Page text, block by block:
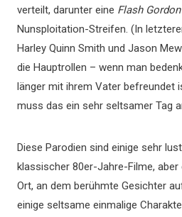
verteilt, darunter eine Flash Gordon
Nunsploitation-Streifen. (In
Harley Quinn Smith und Jason
die Hauptrollen – wenn man
länger mit ihrem Vater befreundet
muss das ein sehr seltsamer Tag
Diese Parodien sind einige sehr
klassischer 80er-Jahre-Filme,
Ort, an dem berühmte Gesichter
einige seltsame einmalige